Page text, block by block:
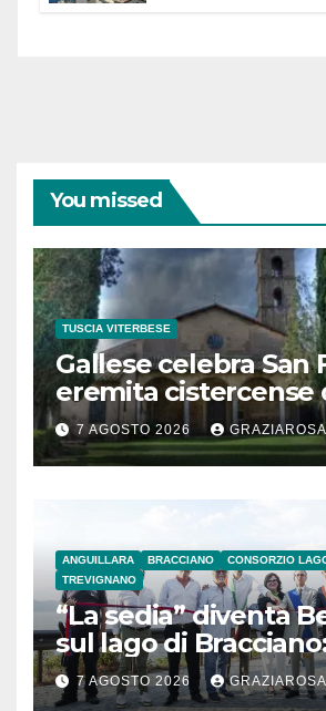
You missed
TUSCIA VITERBESE
Gallese celebra San
eremita cistercense
secolo
7 AGOSTO 2026
ANGUILLARA BRACCIANO
CONSORZIO
TREVIGNANO
“La sedia” diventa
sul lago di
l’inaugurazione
7 AGOSTO 2026